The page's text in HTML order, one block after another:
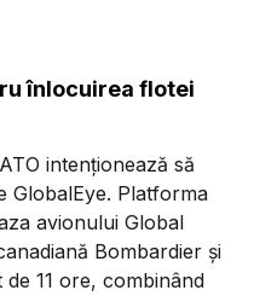
înlocuirea flotei
intenționează să
GlobalEye. Platforma
avionului Global
Bombardier și
11 ore, combinând